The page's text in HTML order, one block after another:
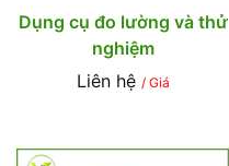
Dụng cụ đo lường và thử
nghiệm
Liên hệ / Giá